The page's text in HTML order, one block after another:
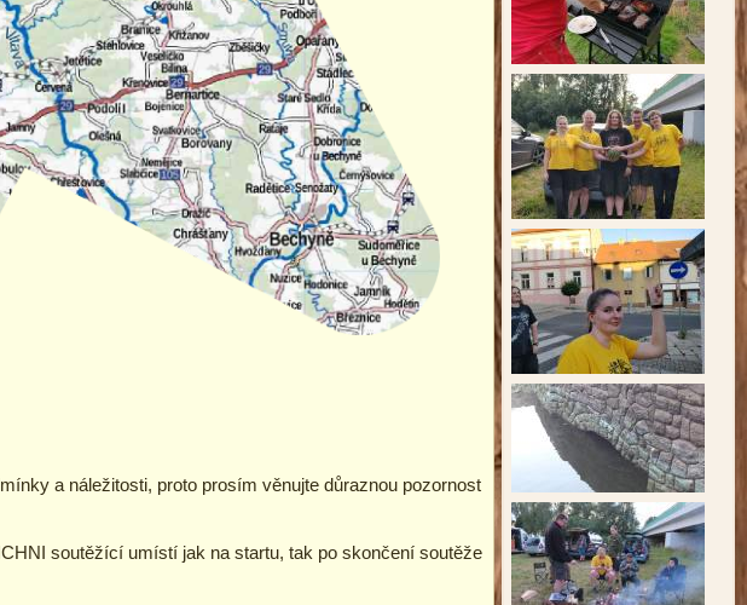
a náležitosti, proto prosím věnujte důraznou pozornost
soutěžící umístí jak na startu, tak po skončení soutěže